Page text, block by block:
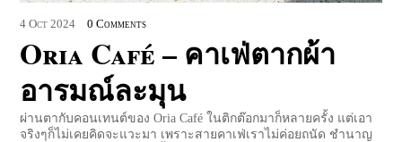
4 Oct 2024 0 Comments
Oria Café – คาเฟ่ตากผ้า
อารมณ์ละมุน
ผ่านตากับคอนเทนต์ของ Oria Café ในติกต๊อกมาก็หลายครั้ง แต่เอา
จริงๆก็ไม่เคยคิดจะแวะมา เพราะสายคาเฟ่เราไม่ค่อยถนัด ชำนาญ